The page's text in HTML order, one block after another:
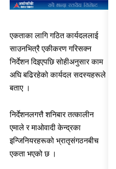
एकताका लागि गठित कार्यदललाई
साउनभित्रै एकीकरण गरिसक्न
निर्देशन दिइएपछि सोहीअनुसार काम
अघि बढिरहेको कार्यदल सदस्यहरूले
बताए ।
निर्देशनलगत्तै शनिबार तत्कालीन
एमाले र माओवादी केन्द्रका
इन्जिनियरहरूको भ्रातृसंगठनबीच
एकता भएको छ ।